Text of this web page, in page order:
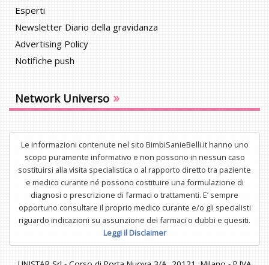
Esperti
Newsletter Diario della gravidanza
Advertising Policy
Notifiche push
Network Universo »
Le informazioni contenute nel sito BimbiSanieBelli.it hanno uno
scopo puramente informativo e non possono in nessun caso
sostituirsi alla visita specialistica o al rapporto diretto tra paziente
e medico curante né possono costituire una formulazione di
diagnosi o prescrizione di farmaci o trattamenti. E’ sempre
opportuno consultare il proprio medico curante e/o gli specialisti
riguardo indicazioni su assunzione dei farmaci o dubbi e quesiti.
Leggi il Disclaimer